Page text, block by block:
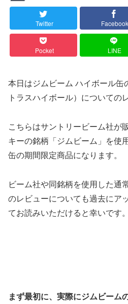
Twitter Facebook
Pocket LINE
本日はジムビーム ハイボール缶
トラスハイボール）についての
こちらはサントリービーム社が
キーの銘柄「ジムビーム」を使
缶の期間限定商品になります。
ビーム社や同銘柄を使用した通
のレビューについても過去にア
てお読みいただけると幸いです。
まず最初に、実際にジムビーム